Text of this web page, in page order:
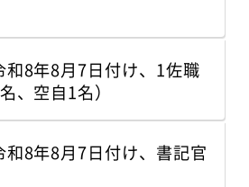
8年8月7日付け、1佐職
、空自1名）
8年8月7日付け、書記官